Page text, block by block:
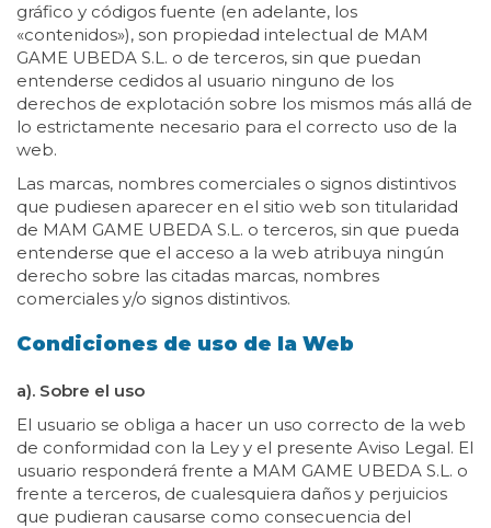
gráfico y códigos fuente (en adelante, los
«contenidos»), son propiedad intelectual de MAM
GAME UBEDA S.L. o de terceros, sin que puedan
entenderse cedidos al usuario ninguno de los
derechos de explotación sobre los mismos más allá de
lo estrictamente necesario para el correcto uso de la
web.
Las marcas, nombres comerciales o signos distintivos
que pudiesen aparecer en el sitio web son titularidad
de MAM GAME UBEDA S.L. o terceros, sin que pueda
entenderse que el acceso a la web atribuya ningún
derecho sobre las citadas marcas, nombres
comerciales y/o signos distintivos.
Condiciones de uso de la Web
a). Sobre el uso
El usuario se obliga a hacer un uso correcto de la web
de conformidad con la Ley y el presente Aviso Legal. El
usuario responderá frente a MAM GAME UBEDA S.L. o
frente a terceros, de cualesquiera daños y perjuicios
que pudieran causarse como consecuencia del